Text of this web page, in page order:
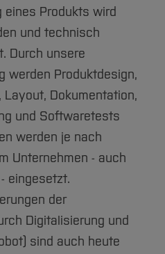
eines Produkts wird
und technisch
Durch unsere
werden Produktdesign,
Dokumentation,
und Softwaretests
werden je nach
Unternehmen - auch
eingesetzt.
der
Digitalisierung und
sind auch heute